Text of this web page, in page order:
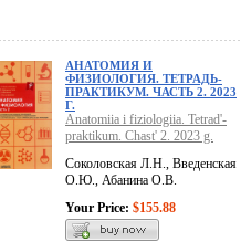
АНАТОМИЯ И
ФИЗИОЛОГИЯ. ТЕТРАДЬ-
ПРАКТИКУМ. ЧАСТЬ 2. 2023
Г.
Anatomiia i fiziologiia. Tetrad'-
praktikum. Chast' 2. 2023 g.
Соколовская Л.Н., Введенская
О.Ю., Абанина О.В.
Your Price: $155.88